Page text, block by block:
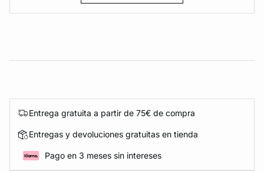
Entrega gratuita a partir de 75€ de compra
Entregas y devoluciones gratuitas en tienda
Pago en 3 meses sin intereses